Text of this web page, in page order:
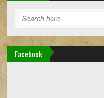
Facebook